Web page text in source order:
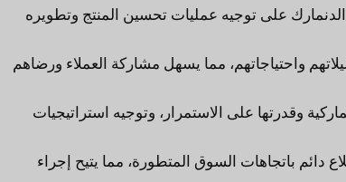
على توجيه عمليات تحسين المنتج وتطويره
واحتياجاتهم، مما يسهل مشاركة العملاء ورضاهم
وقدرتها على الاستمرار، وتوجيه استراتيجيات
دائم باتجاهات السوق المتطورة، مما يتيح إجراء